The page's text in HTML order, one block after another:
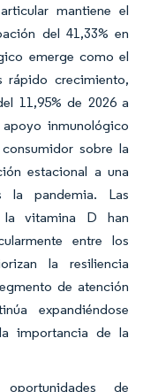
mantiene el
del 41,33% en
emerge como el
rápido crecimiento,
11,95% de 2026 a
inmunológico
sobre la
estacional a una
pandemia. Las
la vitamina D han
entre los
la resiliencia
de atención
expandiéndose
importancia de la
de